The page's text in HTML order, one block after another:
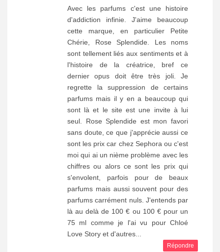
Avec les parfums c'est une histoire
d'addiction infinie. J'aime beaucoup
cette marque, en particulier Petite
Chérie, Rose Splendide. Les noms
sont tellement liés aux sentiments et à
l'histoire de la créatrice, bref ce
dernier opus doit être très joli. Je
regrette la suppression de certains
parfums mais il y en a beaucoup qui
sont là et le site est une invite à lui
seul. Rose Splendide est mon favori
sans doute, ce que j'apprécie aussi ce
sont les prix car chez Sephora ou c'est
moi qui ai un nième problème avec les
chiffres ou alors ce sont les prix qui
s'envolent, parfois pour de beaux
parfums mais aussi souvent pour des
parfums carrément nuls. J'entends par
là au delà de 100 € ou 100 € pour un
75 ml comme je l'ai vu pour Chloé
Love Story et d'autres...
Répondre